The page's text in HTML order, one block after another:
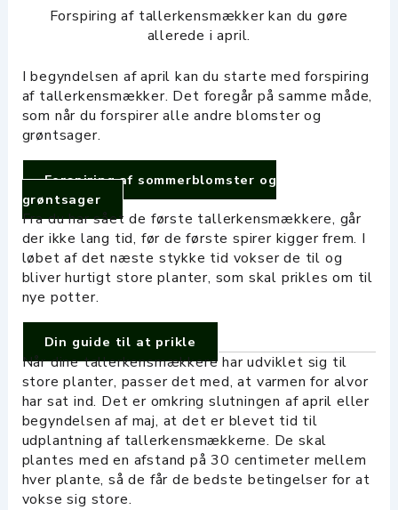
Forspiring af tallerkensmækker kan du gøre
allerede i april.
I begyndelsen af april kan du starte med forspiring
af tallerkensmækker. Det foregår på samme måde,
som når du forspirer alle andre blomster og
grøntsager.
Forspiring af sommerblomster og
grøntsager
Fra du har sået de første tallerkensmækkere, går
der ikke lang tid, før de første spirer kigger frem. I
løbet af det næste stykke tid vokser de til og
bliver hurtigt store planter, som skal prikles om til
nye potter.
Din guide til at prikle
Når dine tallerkensmækkere har udviklet sig til
store planter, passer det med, at varmen for alvor
har sat ind. Det er omkring slutningen af april eller
begyndelsen af maj, at det er blevet tid til
udplantning af tallerkensmækkerne. De skal
plantes med en afstand på 30 centimeter mellem
hver plante, så de får de bedste betingelser for at
vokse sig store.